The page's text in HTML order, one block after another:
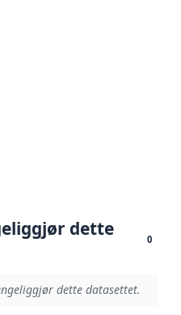
dette
0
dette datasettet.